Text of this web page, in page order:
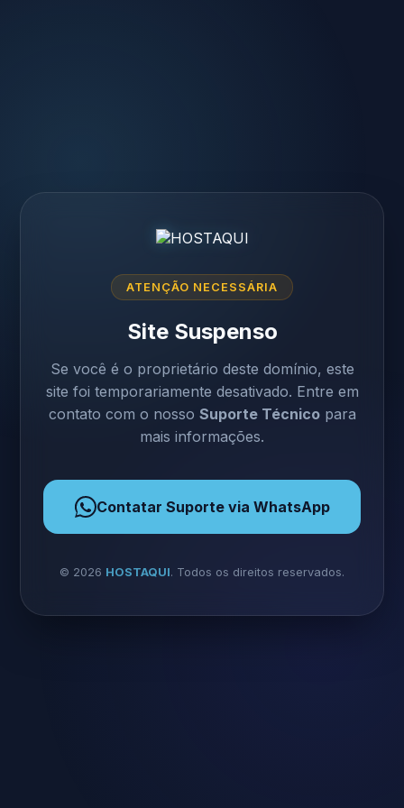
ATENÇÃO NECESSÁRIA
Site Suspenso
Se você é o proprietário deste domínio, este
site foi temporariamente desativado. Entre em
contato com o nosso Suporte Técnicopara
mais informações.
Contatar Suporte via WhatsApp
© 2026 HOSTAQUI. Todos os direitos reservados.